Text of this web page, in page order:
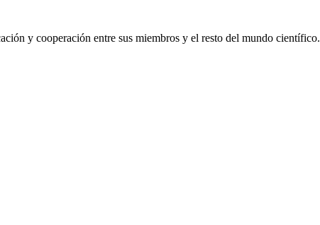
y cooperación entre sus miembros y el resto del mundo científico.